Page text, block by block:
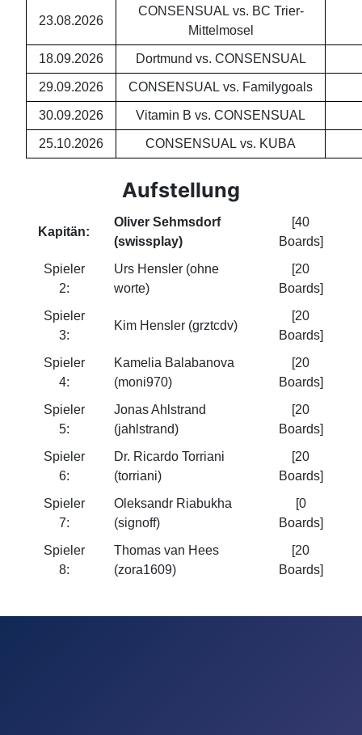
23.08.2026
CONSENSUAL vs. BC Trier-
Mittelmosel
18.09.2026 Dortmund vs. CONSENSUAL
29.09.2026 CONSENSUAL vs. Familygoals
30.09.2026 Vitamin B vs. CONSENSUAL
25.10.2026 CONSENSUAL vs. KUBA
Aufstellung
Kapitän:
Oliver Sehmsdorf
(swissplay)
[40
Boards]
Spieler
2:
Urs Hensler (ohne
worte)
[20
Boards]
Spieler
3:
Kim Hensler (grztcdv)
[20
Boards]
Spieler
4:
Kamelia Balabanova
(moni970)
[20
Boards]
Spieler
5:
Jonas Ahlstrand
(jahlstrand)
[20
Boards]
Spieler
6:
Dr. Ricardo Torriani
(torriani)
[20
Boards]
Spieler
7:
Oleksandr Riabukha
(signoff)
[0
Boards]
Spieler
8:
Thomas van Hees
(zora1609)
[20
Boards]